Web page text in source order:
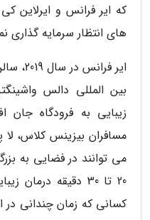
که ایر فرانس و ایرلاین
های انتظار سرمایه گذاری
ایر
بین المللی دالس
زیبایی به فرودگاه جان
مسافران بیزینس کلاس،
20 تا 30 دقیقه
کسانی که زمان چندانی در